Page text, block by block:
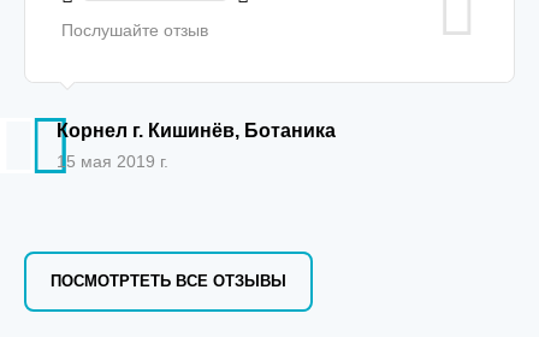
Послушайте отзыв
Корнел г. Кишинёв, Ботаника
15 мая 2019 г.
ПОСМОТРТЕТЬ ВСЕ ОТЗЫВЫ